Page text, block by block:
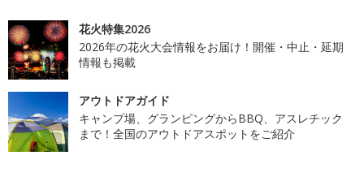
花火特集2026
2026年の花火大会情報をお届け！開催・中止・延期
情報も掲載
アウトドアガイド
キャンプ場、グランピングからBBQ、アスレチック
まで！全国のアウトドアスポットをご紹介